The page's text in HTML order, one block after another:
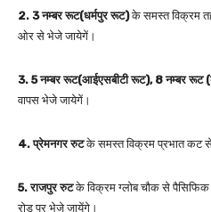
2. 3 नम्बर रूट(धर्मपुर रूट)के समस्त विक्रम
ओर से भेजे जायेगें।
3. 5 नम्बर रूट(आईएसबीटी रूट), 8 नम्बर रूट
वापस भेजे जायेगें।
4. प्रेमनगर रुटके समस्त विक्रम प्रभात कट
5. राजपुर रुटके विक्रम ग्लोब चौक से पैसिफिक
रोड़ पर भेजे जायेंगे।